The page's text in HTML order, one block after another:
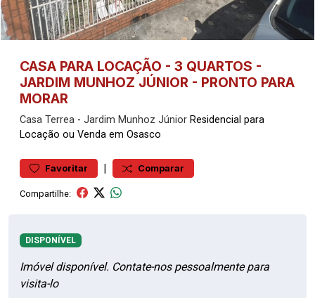
CASA PARA LOCAÇÃO - 3 QUARTOS -
JARDIM MUNHOZ JÚNIOR - PRONTO PARA
MORAR
Casa Terrea - Jardim Munhoz Júnior Residencial para
Locação ou Venda em Osasco
Favoritar | Comparar
Compartilhe:
DISPONÍVEL
Imóvel disponível. Contate-nos pessoalmente para
visita-lo